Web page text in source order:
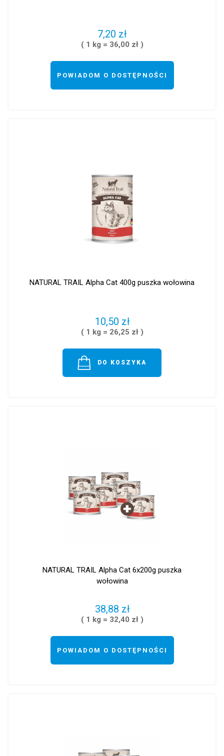
7,20 zł
( 1 kg = 36,00 zł )
POWIADOM O DOSTĘPNOŚCI
NATURAL TRAIL Alpha Cat 400g puszka wołowina
10,50 zł
( 1 kg = 26,25 zł )
DO KOSZYKA
NATURAL TRAIL Alpha Cat 6x200g puszka
wołowina
38,88 zł
( 1 kg = 32,40 zł )
POWIADOM O DOSTĘPNOŚCI